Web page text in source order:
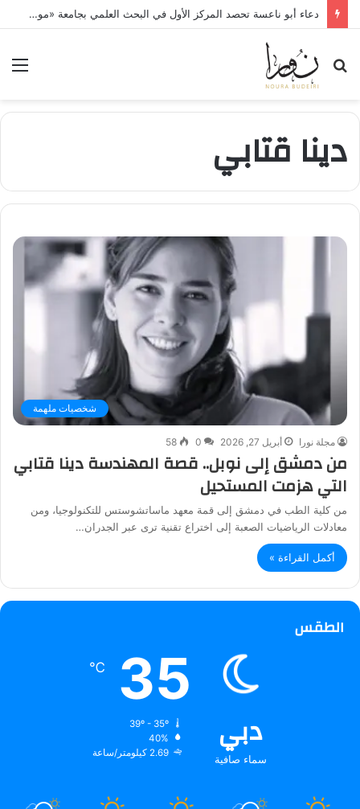
دعاء أبو ناعسة تحصد المركز الأول في البحث العلمي بجامعة «مونستر» الألمانية
بحث
عن
دينا قتابي
شخصيات ملهمة
مجلة نورا أبريل 27, 2026 0
58
من دمشق إلى نوبل.. قصة المهندسة دينا قتابي
التي هزمت المستحيل
من كلية الطب في دمشق إلى قمة معهد ماساتشوستس للتكنولوجيا، ومن
معادلات الرياضيات الصعبة إلى اختراع تقنية ترى عبر الجدران…
أكمل القراءة »
الطقس
دبي
سماء صافية
35
℃
40%
2.69 كيلومتر/ساعة